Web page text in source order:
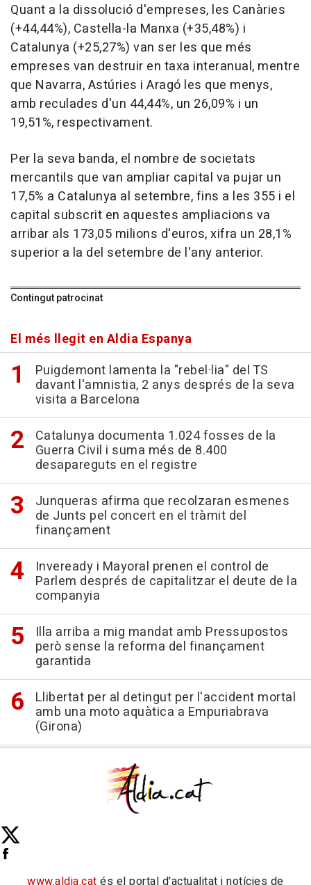
Quant a la dissolució d'empreses, les Canàries
(+44,44%), Castella-la Manxa (+35,48%) i
Catalunya (+25,27%) van ser les que més
empreses van destruir en taxa interanual, mentre
que Navarra, Astúries i Aragó les que menys,
amb reculades d'un 44,44%, un 26,09% i un
19,51%, respectivament.
Per la seva banda, el nombre de societats
mercantils que van ampliar capital va pujar un
17,5% a Catalunya al setembre, fins a les 355 i el
capital subscrit en aquestes ampliacions va
arribar als 173,05 milions d'euros, xifra un 28,1%
superior a la del setembre de l'any anterior.
Contingut patrocinat
El més llegit en Aldia Espanya
Puigdemont lamenta la "rebel·lia" del TS
davant l'amnistia, 2 anys després de la seva
visita a Barcelona
Catalunya documenta 1.024 fosses de la
Guerra Civil i suma més de 8.400
desapareguts en el registre
Junqueras afirma que recolzaran esmenes
de Junts pel concert en el tràmit del
finançament
Inveready i Mayoral prenen el control de
Parlem després de capitalitzar el deute de la
companyia
Illa arriba a mig mandat amb Pressupostos
però sense la reforma del finançament
garantida
Llibertat per al detingut per l'accident mortal
amb una moto aquàtica a Empuriabrava
(Girona)